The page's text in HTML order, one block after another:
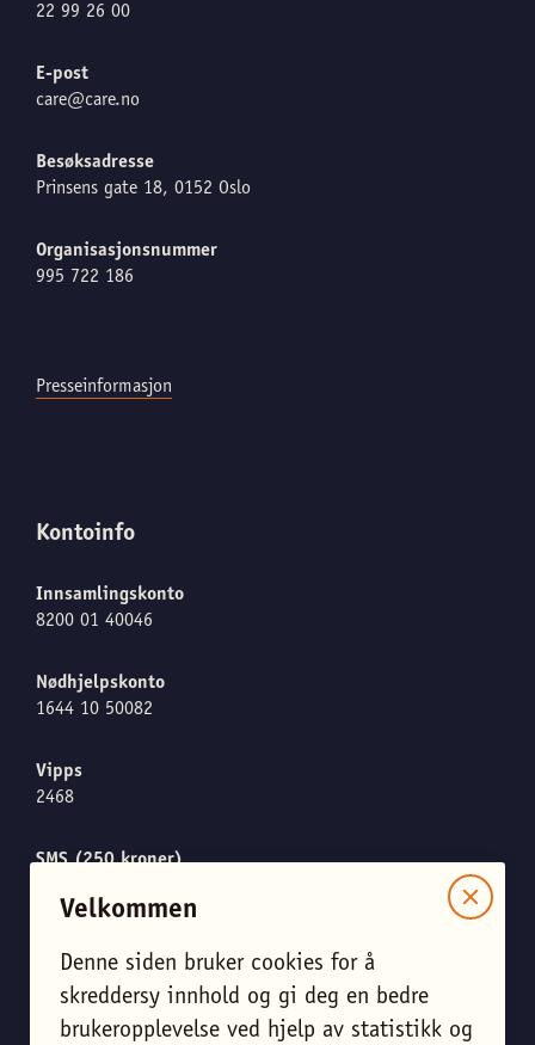
Velkommen
Denne siden bruker cookies for å
skreddersy innhold og gi deg en bedre
brukeropplevelse ved hjelp av statistikk og
22 99 26 00
E-post
care@care.no
Besøksadresse
Prinsens gate 18, 0152 Oslo
Organisasjonsnummer
995 722 186
Presseinformasjon
Kontoinfo
Innsamlingskonto
8200 01 40046
Nødhjelpskonto
1644 10 50082
Vipps
2468
SMS (250 kroner)
Meld meg på nyhetsbrevet